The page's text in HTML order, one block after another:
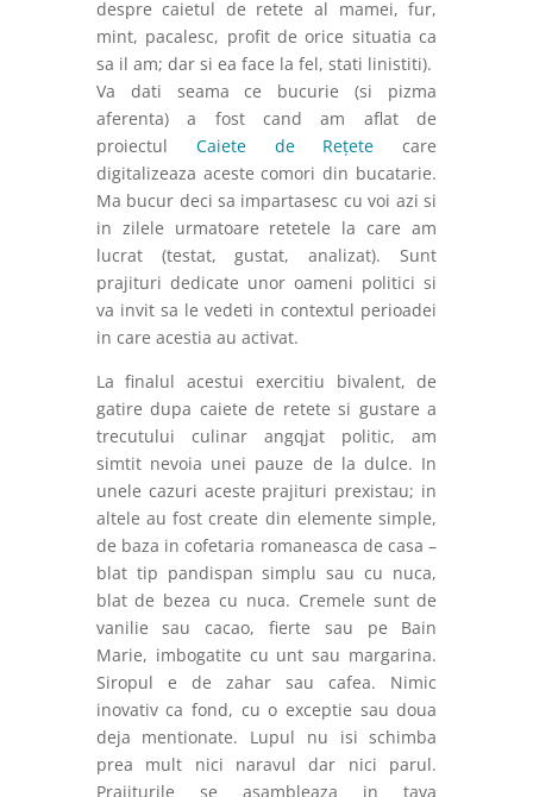
despre caietul de retete al mamei, fur,
mint, pacalesc, profit de orice situatia ca
sa il am; dar si ea face la fel, stati linistiti).
Va dati seama ce bucurie (si pizma
aferenta) a fost cand am aflat de
proiectul
Caiete de Rețete
care
digitalizeaza aceste comori din bucatarie.
Ma bucur deci sa impartasesc cu voi azi si
in zilele urmatoare retetele la care am
lucrat (testat, gustat, analizat). Sunt
prajituri dedicate unor oameni politici si
va invit sa le vedeti in contextul perioadei
in care acestia au activat.
La finalul acestui exercitiu bivalent, de
gatire dupa caiete de retete si gustare a
trecutului culinar angqjat politic, am
simtit nevoia unei pauze de la dulce. In
unele cazuri aceste prajituri prexistau; in
altele au fost create din elemente simple,
de baza in cofetaria romaneasca de casa –
blat tip pandispan simplu sau cu nuca,
blat de bezea cu nuca. Cremele sunt de
vanilie sau cacao, fierte sau pe Bain
Marie, imbogatite cu unt sau margarina.
Siropul e de zahar sau cafea. Nimic
inovativ ca fond, cu o exceptie sau doua
deja mentionate. Lupul nu isi schimba
prea mult nici naravul dar nici parul.
Prajiturile se asambleaza in tava